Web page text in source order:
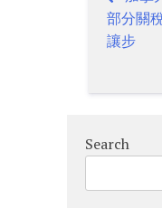
部分關
讓步
Search